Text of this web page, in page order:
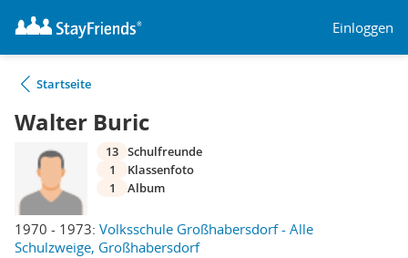
Einloggen
Startseite
Walter Buric
1970 - 1973: Volksschule Großhabersdorf - Alle
Schulzweige, Großhabersdorf
13 Schulfreunde
1
Klassenfoto
1
Album